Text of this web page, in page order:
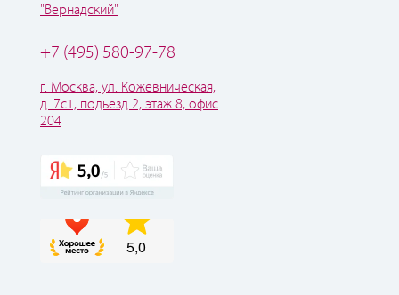
"Вернадский"
+7 (495) 580-97-78
г. Москва, ул. Кожевническая,
д. 7с1, подьезд 2, этаж 8, офис
204